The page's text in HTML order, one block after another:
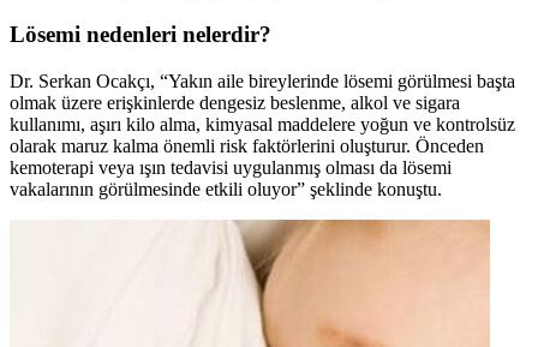
Lösemi nedenleri nelerdir?
Dr. Serkan Ocakçı, “Yakın aile bireylerinde lösemi görülmesi başta
olmak üzere erişkinlerde dengesiz beslenme, alkol ve sigara
kullanımı, aşırı kilo alma, kimyasal maddelere yoğun ve kontrolsüz
olarak maruz kalma önemli risk faktörlerini oluşturur. Önceden
kemoterapi veya ışın tedavisi uygulanmış olması da lösemi
vakalarının görülmesinde etkili oluyor” şeklinde konuştu.